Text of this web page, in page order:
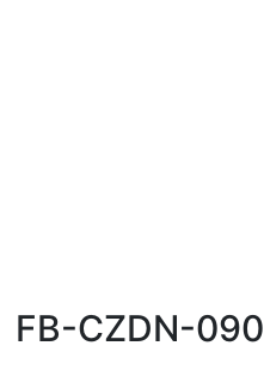
FB-CZDN-090